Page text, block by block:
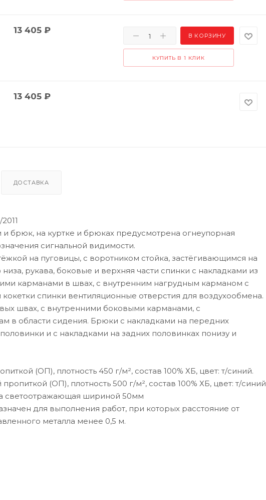
13 405₽
В КОРЗИНУ
КУПИТЬ В 1 КЛИК
13 405₽
ДОСТАВКА
и брюк, на куртке и брюках предусмотрена огнеупорная
сигнальной видимости.
на пуговицы, с воротником стойка, застёгивающимся на
рукава, боковые и верхняя части спинки с накладками из
карманами в швах, с внутренним нагрудным карманом с
спинки вентиляционные отверстия для воздухообмена.
швах, с внутренними боковыми карманами, с
в области сидения. Брюки с накладками на передних
и с накладками на задних половинках понизу и
(ОП), плотность 450 г/м², состав 100% ХБ, цвет: т/синий.
(ОП), плотность 500 г/м², состав 100% ХБ, цвет: т/синий
светоотражающая шириной 50мм
для выполнения работ, при которых расстояние от
металла менее 0,5 м.